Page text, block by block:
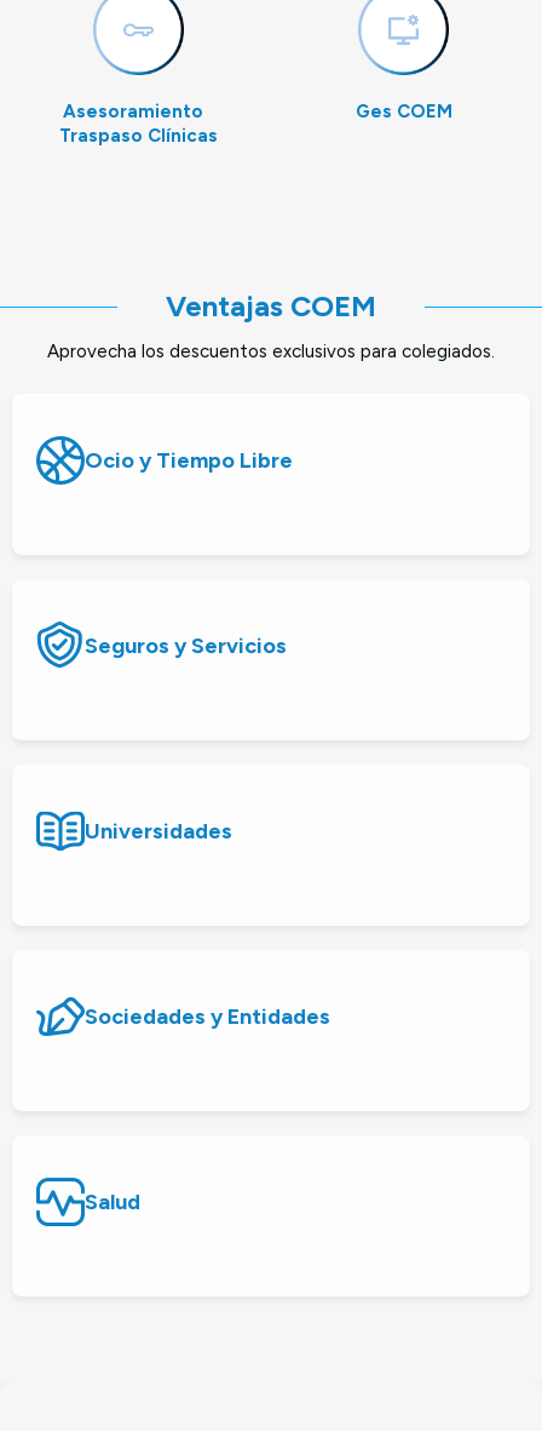
Asesoramiento
Traspaso Clínicas
Ges COEM
Ventajas COEM
Aprovecha los descuentos exclusivos para colegiados.
Ocio y Tiempo Libre
Seguros y Servicios
Universidades
Sociedades y Entidades
Salud